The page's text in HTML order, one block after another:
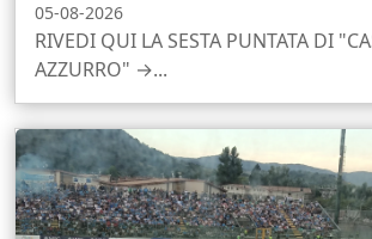
05-08-2026
RIVEDI QUI LA SESTA PUNTATA DI
AZZURRO" →...